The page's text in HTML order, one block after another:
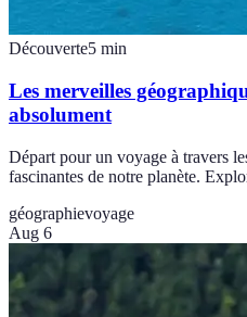
Découverte5 min
Les merveilles
absolument
Départ pour un voyage à travers
fascinantes de notre planète.
géographievoyage
Aug 6